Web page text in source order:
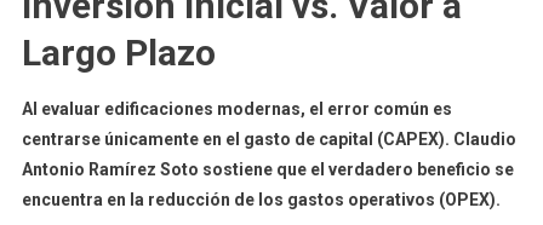
Largo Plazo
Al evaluar edificaciones modernas, el error común es
centrarse únicamente en el gasto de capital (CAPEX). Claudio
Antonio Ramírez Soto sostiene que el verdadero beneficio se
encuentra en la reducción de los gastos operativos (OPEX).